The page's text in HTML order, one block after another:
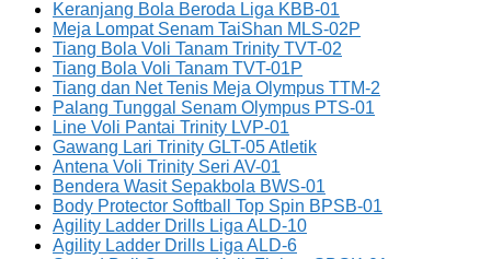
Keranjang Bola Beroda Liga KBB-01
Meja Lompat Senam TaiShan MLS-02P
Tiang Bola Voli Tanam Trinity TVT-02
Tiang Bola Voli Tanam TVT-01P
Tiang dan Net Tenis Meja Olympus TTM-2
Palang Tunggal Senam Olympus PTS-01
Line Voli Pantai Trinity LVP-01
Gawang Lari Trinity GLT-05 Atletik
Antena Voli Trinity Seri AV-01
Bendera Wasit Sepakbola BWS-01
Body Protector Softball Top Spin BPSB-01
Agility Ladder Drills Liga ALD-10
Agility Ladder Drills Liga ALD-6